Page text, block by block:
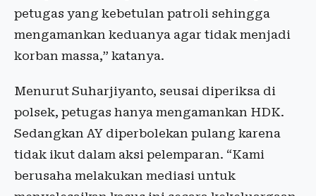
petugas yang kebetulan patroli sehingga
mengamankan keduanya agar tidak menjadi
korban massa,” katanya.
Menurut Suharjiyanto, seusai diperiksa di
polsek, petugas hanya mengamankan HDK.
Sedangkan AY diperbolekan pulang karena
tidak ikut dalam aksi pelemparan. “Kami
berusaha melakukan mediasi untuk